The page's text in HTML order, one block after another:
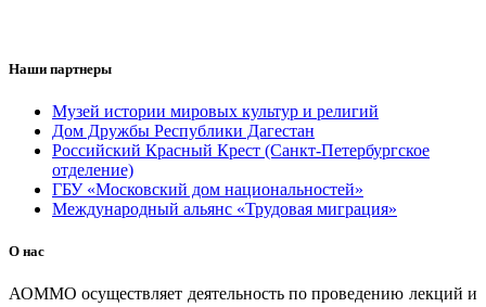
Наши партнеры
Музей истории мировых культур и религий
Дом Дружбы Республики Дагестан
Российский Красный Крест (Санкт-Петербургское
отделение)
ГБУ «Московский дом национальностей»
Международный альянс «Трудовая миграция»
О нас
АОММО осуществляет деятельность по проведению лекций и